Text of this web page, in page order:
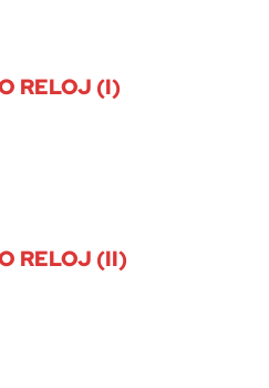
RELOJ (I)
RELOJ (II)